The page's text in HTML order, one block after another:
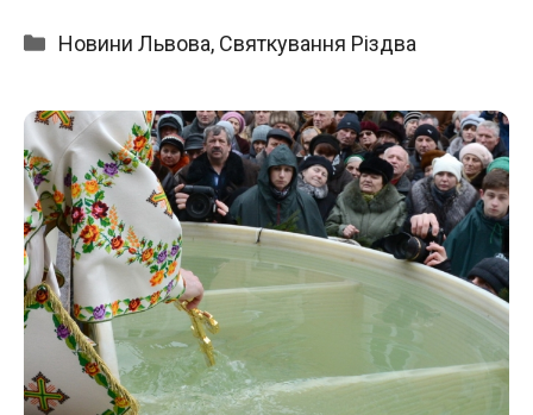
Категорії
Новини Львова, Святкування Різдва